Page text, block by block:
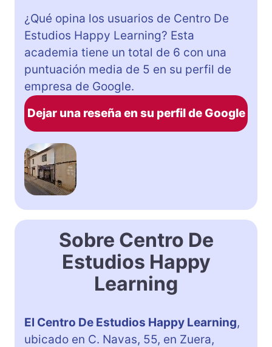
¿Qué opina los usuarios de Centro De
Estudios Happy Learning? Esta
academia tiene un total de 6 con una
puntuación media de 5 en su perfil de
empresa de Google.
Dejar una reseña en su perfil de Google
Sobre Centro De
Estudios Happy
Learning
El Centro De Estudios Happy Learning,
ubicado en C. Navas, 55, en Zuera,